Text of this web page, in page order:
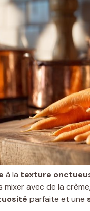
à la texture
mixer avec de la
parfaite et une